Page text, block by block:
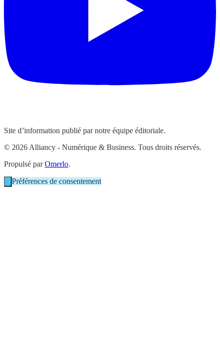
Site d’information publié par notre équipe éditoriale.
© 2026 Alliancy - Numérique & Business. Tous droits réservés.
Propulsé parOmerlo.
Préférences de consentement